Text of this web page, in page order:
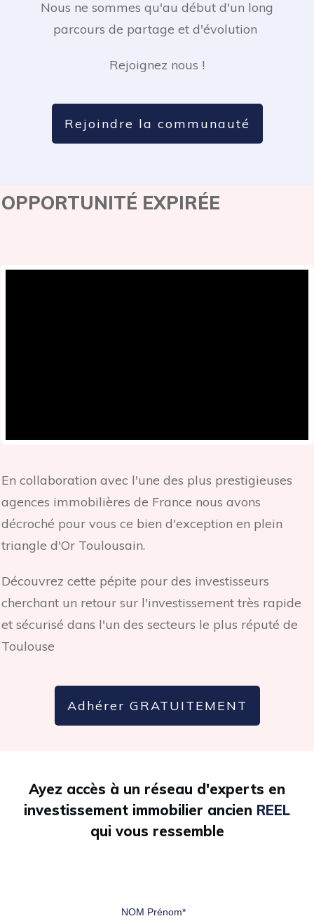
Nous ne sommes qu'au début d'un long
parcours de partage et d'évolution
Rejoignez nous !
Rejoindre la communauté
OPPORTUNITÉ EXPIRÉE
En collaboration avec l'une des plus prestigieuses
agences immobilières de France nous avons
décroché pour vous ce bien d'exception en plein
triangle d'Or Toulousain.
Découvrez cette pépite pour des investisseurs
cherchant un retour sur l'investissement très rapide
et sécurisé dans l'un des secteurs le plus réputé de
Toulouse
Adhérer GRATUITEMENT
Ayez accès à un réseau d'experts en
investissement immobilier ancien REEL
qui vous ressemble
NOM Prénom*